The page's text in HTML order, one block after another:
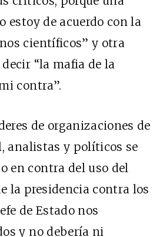
estoy de acuerdo con la
científicos” y otra
“la mafia de la
contra”.
de organizaciones de
analistas y políticos se
en contra del uso del
la presidencia contra los
de Estado nos
y no debería ni